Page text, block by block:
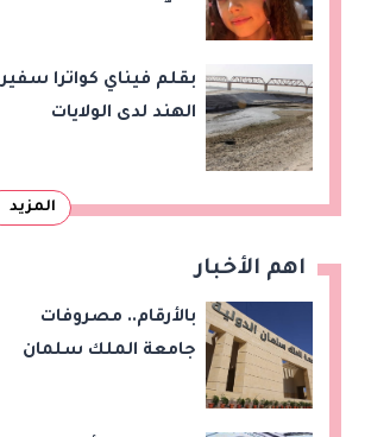
بقلم فيناي كواترا سفير
الهند لدى الولايات
وقت طويل من تعليق
المزيد
اهم الأخبار
بالأرقام.. مصروفات
جامعة الملك سلمان